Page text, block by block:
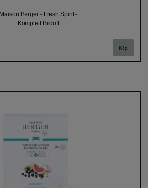
Maison Berger - Fresh Spirit -
Komplett Bildoft